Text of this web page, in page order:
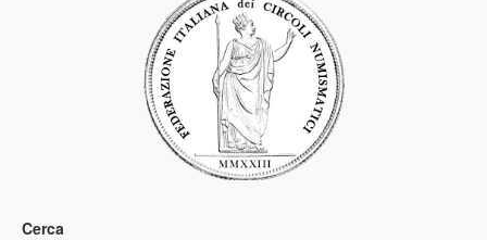
Cerca